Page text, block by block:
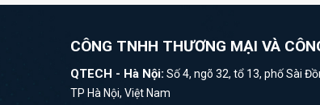
CÔNG TNHH THƯƠNG MẠI VÀ
QTECH - Hà Nội: Số 4, ngõ 32, tổ 13, phố Sài
TP Hà Nội, Việt Nam